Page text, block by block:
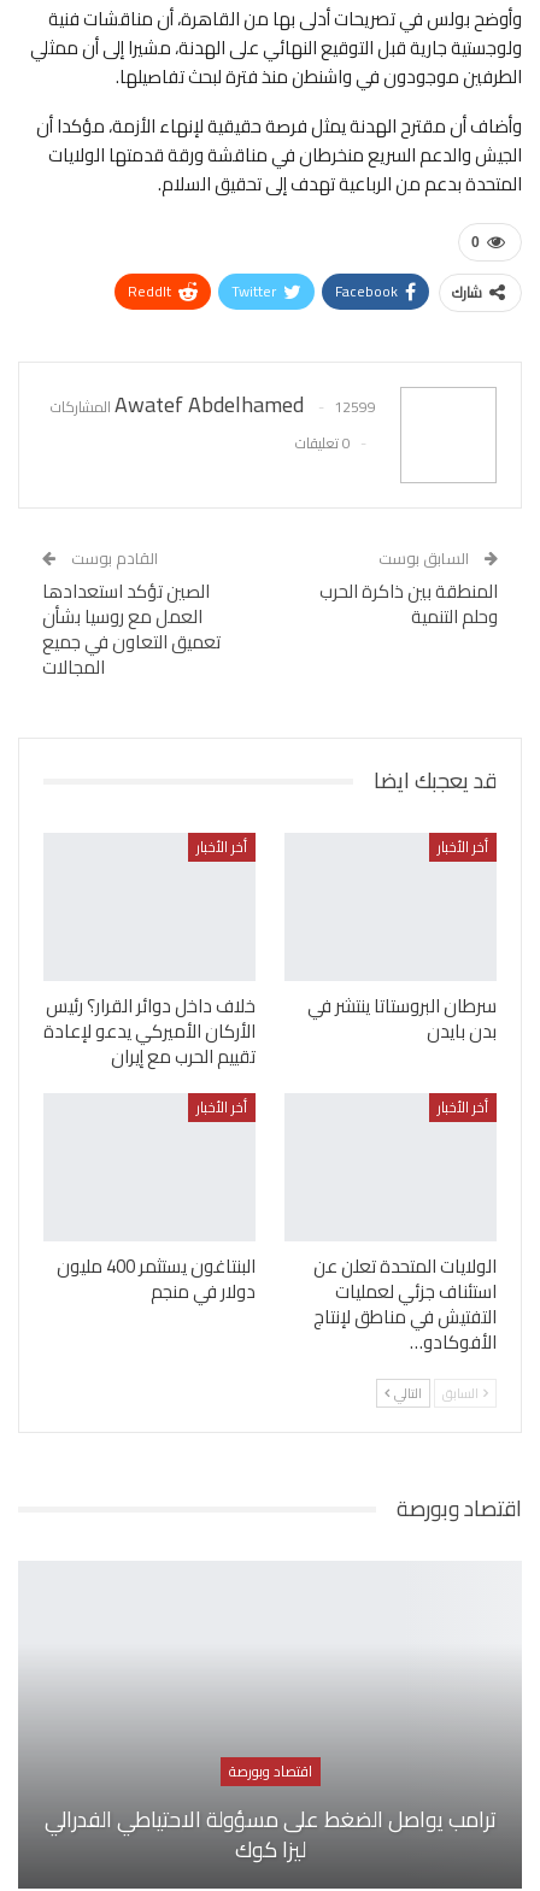
وأوضح بولس في تصريحات أدلى بها من القاهرة، أن مناقشات فنية
ولوجستية جارية قبل التوقيع النهائي على الهدنة، مشيرا إلى أن ممثلي
الطرفين موجودون في واشنطن منذ فترة لبحث تفاصيلها.
وأضاف أن مقترح الهدنة يمثل فرصة حقيقية لإنهاء الأزمة، مؤكدا أن
الجيش والدعم السريع منخرطان في مناقشة ورقة قدمتها الولايات
المتحدة بدعم من الرباعية تهدف إلى تحقيق السلام.
0
شارك Facebook
Twitter
ReddIt
Awatef Abdelhamed
12599 المشاركات
0 تعليقات
السابق بوست
المنطقة بين ذاكرة الحرب
وحلم التنمية
القادم بوست
الصين تؤكد استعدادها
العمل مع روسيا بشأن
تعميق التعاون في جميع
المجالات
قد يعجبك ايضا
أخر الأخبار
سرطان البروستاتا ينتشر في
بدن بايدن
أخر الأخبار
خلاف داخل دوائر القرار؟ رئيس
الأركان الأميركي يدعو لإعادة
تقييم الحرب مع إيران
أخر الأخبار
الولايات المتحدة تعلن عن
استئناف جزئي لعمليات
التفتيش في مناطق لإنتاج
الأفوكادو…
أخر الأخبار
البنتاغون يستثمر 400 مليون
دولار في منجم
السابق التالي
اقتصاد وبورصة
اقتصاد وبورصة
ترامب يواصل الضغط على مسؤولة الاحتياطي الفدرالي
ليزا كوك